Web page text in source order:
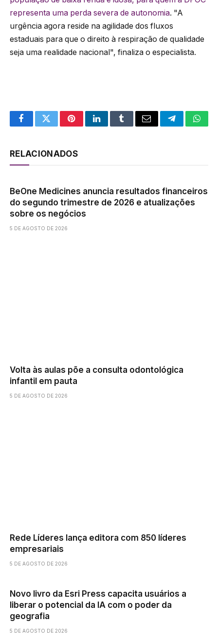
representa uma perda severa de autonomia. "A
urgência agora reside na agilidade dos fluxos
estaduais para que o direito à respiração de qualidade
seja uma realidade nacional", finaliza o especialista.
FacebookTwitterPinterestLinkedInTumblrEmail Telegram
RELACIONADOS
BeOne Medicines anuncia resultados financeiros
do segundo trimestre de 2026 e atualizações
sobre os negócios
5 DE AGOSTO DE 2026
Volta às aulas põe a consulta odontológica
infantil em pauta
5 DE AGOSTO DE 2026
Rede Líderes lança editora com 850 líderes
empresariais
5 DE AGOSTO DE 2026
Novo livro da Esri Press capacita usuários a
liberar o potencial da IA ​​com o poder da
geografia
5 DE AGOSTO DE 2026